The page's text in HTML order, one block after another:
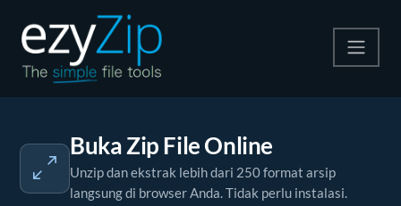
Ekstrak
Konverter
Buka Zip File Online
Unzip dan ekstrak lebih dari 250 format arsip
langsung di browser Anda. Tidak perlu instalasi.